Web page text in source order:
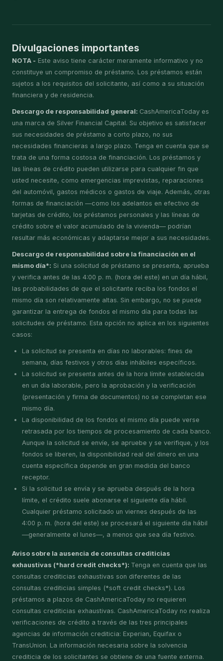
Divulgaciones importantes
NOTA - Este aviso tiene carácter meramente informativo y no
constituye un compromiso de préstamo. Los préstamos están
sujetos a los requisitos del solicitante, así como a su situación
financiera y de residencia.
Descargo de responsabilidad general: CashAmericaToday es
una marca de Silver Financial Capital. Su objetivo es satisfacer
sus necesidades de préstamo a corto plazo, no sus
necesidades financieras a largo plazo. Tenga en cuenta que se
trata de una forma costosa de financiación. Los préstamos y
las líneas de crédito pueden utilizarse para cualquier fin que
usted necesite, como emergencias imprevistas, reparaciones
del automóvil, gastos médicos o gastos de viaje. Además, otras
formas de financiación —como los adelantos en efectivo de
tarjetas de crédito, los préstamos personales y las líneas de
crédito sobre el valor acumulado de la vivienda— podrían
resultar más económicas y adaptarse mejor a sus necesidades.
Descargo de responsabilidad sobre la financiación en el
mismo día*: Si una solicitud de préstamo se presenta, aprueba
y verifica antes de las 4:00 p. m. (hora del este) en un día hábil,
las probabilidades de que el solicitante reciba los fondos el
mismo día son relativamente altas. Sin embargo, no se puede
garantizar la entrega de fondos el mismo día para todas las
solicitudes de préstamo. Esta opción no aplica en los siguientes
casos:
La solicitud se presenta en días no laborables: fines de
semana, días festivos y otros días inhábiles específicos.
La solicitud se presenta antes de la hora límite establecida
en un día laborable, pero la aprobación y la verificación
(presentación y firma de documentos) no se completan ese
mismo día.
La disponibilidad de los fondos el mismo día puede verse
retrasada por los tiempos de procesamiento de cada banco.
Aunque la solicitud se envíe, se apruebe y se verifique, y los
fondos se liberen, la disponibilidad real del dinero en una
cuenta específica depende en gran medida del banco
receptor.
Si la solicitud se envía y se aprueba después de la hora
límite, el crédito suele abonarse el siguiente día hábil.
Cualquier préstamo solicitado un viernes después de las
4:00 p. m. (hora del este) se procesará el siguiente día hábil
—generalmente el lunes—, a menos que sea día festivo.
Aviso sobre la ausencia de consultas crediticias
exhaustivas (*hard credit checks*): Tenga en cuenta que las
consultas crediticias exhaustivas son diferentes de las
consultas crediticias simples (*soft credit checks*). Los
préstamos a plazos de CashAmericaToday no requieren
consultas crediticias exhaustivas. CashAmericaToday no realiza
verificaciones de crédito a través de las tres principales
agencias de información crediticia: Experian, Equifax o
TransUnion. La información necesaria sobre la solvencia
crediticia de los solicitantes se obtiene de una fuente externa.